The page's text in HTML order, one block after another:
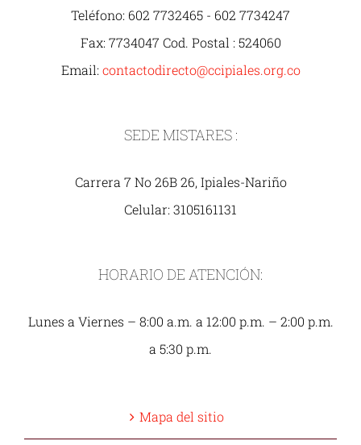
Teléfono: 602 7732465 - 602 7734247
Fax: 7734047 Cod. Postal : 524060
Email: contactodirecto@ccipiales.org.co
SEDE MISTARES :
Carrera 7 No 26B 26, Ipiales-Nariño
Celular: 3105161131
HORARIO DE ATENCIÓN:
Lunes a Viernes – 8:00 a.m. a 12:00 p.m. – 2:00 p.m.
a 5:30 p.m.
Mapa del sitio